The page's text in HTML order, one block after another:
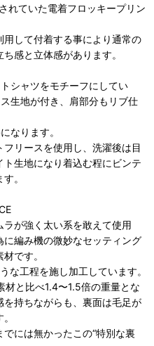
れていた電着フロッキープリン
して付着する事により通常の
感と立体感があります。
シャツをモチーフにしてい
生地が付き、肩部分もリブ仕
なります。
リースを使用し、洗濯後は目
生地になり着込む程にビンテ
。
が強く太い系を敢えて使用
に編み機の微妙なセッティング
です。
な工程を施し加工しています。
材と比べ1.4〜1.5倍の重量とな
を持ちながらも、裏面は毛足が
には無かったこの“特別な裏